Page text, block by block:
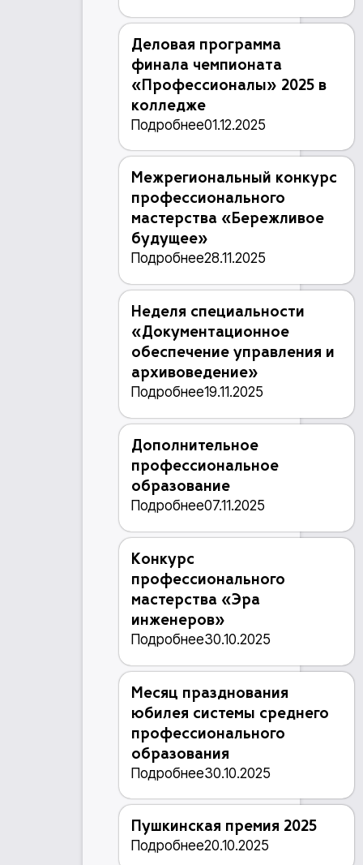
Деловая программа
финала чемпионата
«Профессионалы» 2025 в
колледже
Подробнее01.12.2025
Межрегиональный конкурс
профессионального
мастерства «Бережливое
будущее»
Подробнее28.11.2025
Неделя специальности
«Документационное
обеспечение управления и
архивоведение»
Подробнее19.11.2025
Дополнительное
профессиональное
образование
Подробнее07.11.2025
Конкурс
профессионального
мастерства «Эра
инженеров»
Подробнее30.10.2025
Месяц празднования
юбилея системы среднего
профессионального
образования
Подробнее30.10.2025
Пушкинская премия 2025
Подробнее20.10.2025